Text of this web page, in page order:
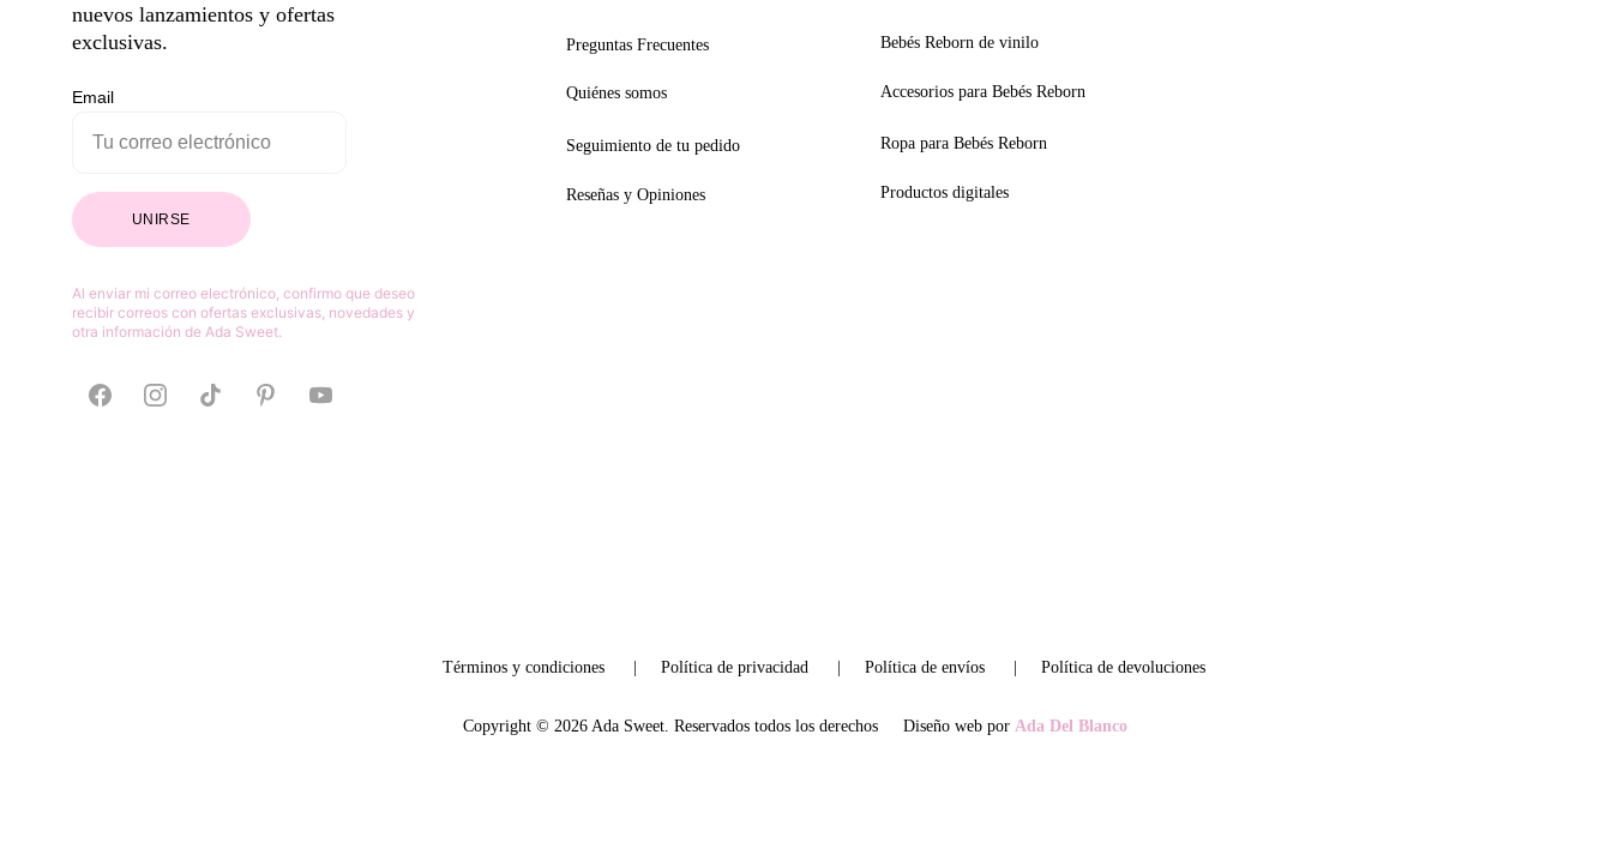
Términos y condiciones
      |
Política de privacidad Política de envíos
      |
Política de devoluciones
Preguntas Frecuentes
Quiénes somos
Bebés Reborn de vinilo
Copyright © 2026 Ada Sweet. Reservados todos los derechos
Accesorios para Bebés Reborn
Reseñas y Opiniones
Diseño web por Ada Del Blanco
Productos digitales
Seguimiento de tu pedido Ropa para Bebés Reborn
Email
UNIRSE
nuevos lanzamientos y ofertas
exclusivas.
Al enviar mi correo electrónico, confirmo que deseo
recibir correos con ofertas exclusivas, novedades y
otra información de Ada Sweet.